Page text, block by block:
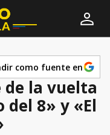
como fuente en
de la vuelta
del 8» y «El